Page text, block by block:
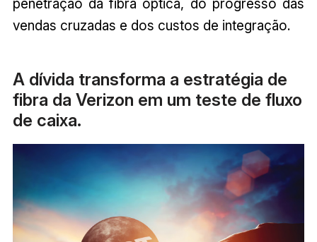
penetração da fibra óptica, do progresso das
vendas cruzadas e dos custos de integração.
A dívida transforma a estratégia de
fibra da Verizon em um teste de fluxo
de caixa.